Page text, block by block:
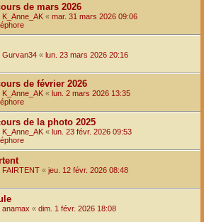
de mars 2026
K_Anne_AK « mar. 31 mars 2026 09:06
Gurvan34 « lun. 23 mars 2026 20:16
de février 2026
K_Anne_AK « lun. 2 mars 2026 13:35
de la photo 2025
K_Anne_AK « lun. 23 févr. 2026 09:53
FAIRTENT « jeu. 12 févr. 2026 08:48
anamax « dim. 1 févr. 2026 18:08